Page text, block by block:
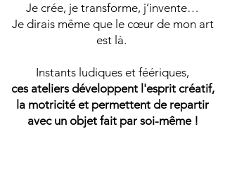
Je crée, je transforme, j’invente…
Je dirais même que le cœur de mon art
est là.
Instants ludiques et féériques,
ces ateliers développent l'esprit créatif,
la motricité et permettent de repartir
avec un objet fait par soi-même !